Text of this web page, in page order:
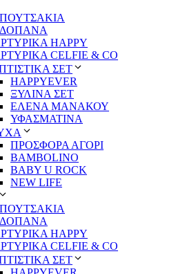
HAPPY
CELFIE & CO
ΣΕΤ
HAPPYEVER
ΞΥΛΙΝΑ ΣΕΤ
ΕΛΕΝΑ ΜΑΝΑΚΟΥ
ΥΦΑΣΜΑΤΙΝΑ
ΠΡΟΣΦΟΡΑ ΑΓΟΡΙ
BAMBOLINO
BABY U ROCK
NEW LIFE
HAPPY
CELFIE & CO
ΣΕΤ